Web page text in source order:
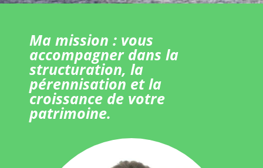
Ma mission : vous
accompagner dans la
structuration, la
pérennisation et la
croissance de votre
patrimoine.